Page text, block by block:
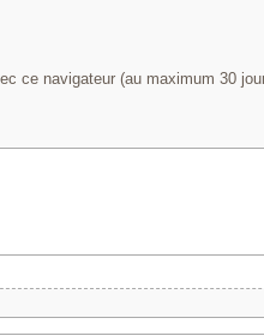
ce navigateur (au maximum 30